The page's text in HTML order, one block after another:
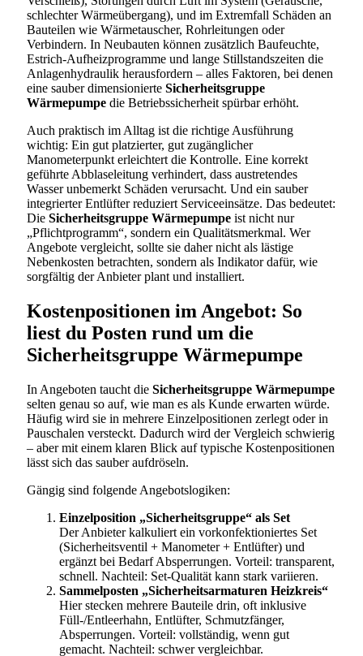
schlechter Wärmeübergang), und im Extremfall Schäden an
Bauteilen wie Wärmetauscher, Rohrleitungen oder
Verbindern. In Neubauten können zusätzlich Baufeuchte,
Estrich-Aufheizprogramme und lange Stillstandszeiten die
Anlagenhydraulik herausfordern – alles Faktoren, bei denen
eine sauber dimensionierte Sicherheitsgruppe
Wärmepumpe die Betriebssicherheit spürbar erhöht.
Auch praktisch im Alltag ist die richtige Ausführung
wichtig: Ein gut platzierter, gut zugänglicher
Manometerpunkt erleichtert die Kontrolle. Eine korrekt
geführte Abblaseleitung verhindert, dass austretendes
Wasser unbemerkt Schäden verursacht. Und ein sauber
integrierter Entlüfter reduziert Serviceeinsätze. Das bedeutet:
Die Sicherheitsgruppe Wärmepumpe ist nicht nur
„Pflichtprogramm“, sondern ein Qualitätsmerkmal. Wer
Angebote vergleicht, sollte sie daher nicht als lästige
Nebenkosten betrachten, sondern als Indikator dafür, wie
sorgfältig der Anbieter plant und installiert.
Kostenpositionen im Angebot: So
liest du Posten rund um die
Sicherheitsgruppe Wärmepumpe
In Angeboten taucht die Sicherheitsgruppe Wärmepumpe
selten genau so auf, wie man es als Kunde erwarten würde.
Häufig wird sie in mehrere Einzelpositionen zerlegt oder in
Pauschalen versteckt. Dadurch wird der Vergleich schwierig
– aber mit einem klaren Blick auf typische Kostenpositionen
lässt sich das sauber aufdröseln.
Gängig sind folgende Angebotslogiken:
Einzelposition „Sicherheitsgruppe“ als Set
Der Anbieter kalkuliert ein vorkonfektioniertes Set
(Sicherheitsventil + Manometer + Entlüfter) und
ergänzt bei Bedarf Absperrungen. Vorteil: transparent,
schnell. Nachteil: Set-Qualität kann stark variieren.
Sammelposten „Sicherheitsarmaturen Heizkreis“
Hier stecken mehrere Bauteile drin, oft inklusive
Füll-/Entleerhahn, Entlüfter, Schmutzfänger,
Absperrungen. Vorteil: vollständig, wenn gut
gemacht. Nachteil: schwer vergleichbar.